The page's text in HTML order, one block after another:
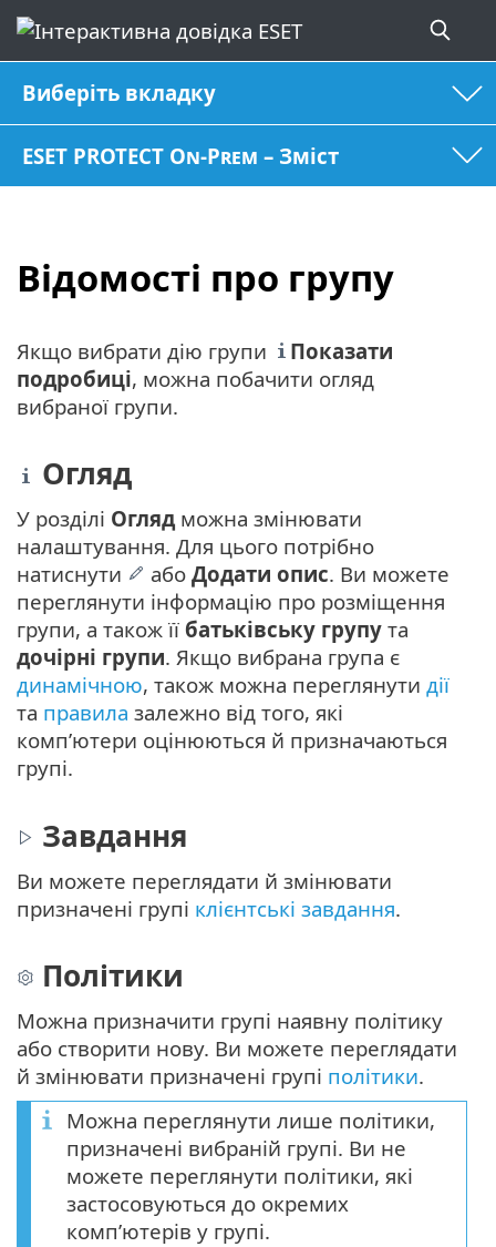
Виберіть вкладку
ESET PROTECT On-Prem – Зміст
Відомості про групу
Якщо вибрати дію групи
Показати
подробиці, можна побачити огляд
вибраної групи.
Огляд
У розділі Огляд можна змінювати
налаштування. Для цього потрібно
натиснути
або Додати опис. Ви можете
переглянути інформацію про розміщення
групи, а також її батьківську групу та
дочірні групи. Якщо вибрана група є
динамічною, також можна переглянути дії
та правила залежно від того, які
комп’ютери оцінюються й призначаються
групі.
Завдання
Ви можете переглядати й змінювати
призначені групі клієнтські завдання.
Політики
Можна призначити групі наявну політику
або створити нову. Ви можете переглядати
й змінювати призначені групі політики.
Можна переглянути лише політики,
призначені вибраній групі. Ви не
можете переглянути політики, які
застосовуються до окремих
комп’ютерів у групі.